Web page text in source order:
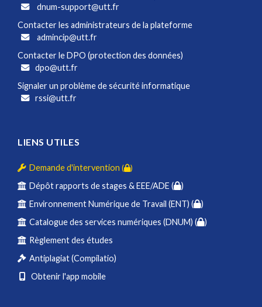
dnum-support@utt.fr
Contacter les administrateurs de la plateforme
admincip@utt.fr
Contacter le DPO (protection des données)
dpo@utt.fr
Signaler un problème de sécurité informatique
rssi@utt.fr
LIENS UTILES
Demande d'intervention ( )
Dépôt rapports de stages & EEE/ADE (
)
Environnement Numérique de Travail (ENT) (
)
Catalogue des services numériques (DNUM) (
)
Règlement des études
Antiplagiat (Compilatio)
Obtenir l'app mobile